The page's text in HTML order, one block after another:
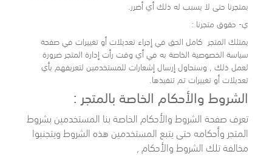
بمتجرنا حتى لا يسبب له ذلك أي أضرر.
ي- حقوق متجرنا :
يمتلك المتجر كامل الحق في إجراء تعديلات أو تغييرات في صفحة
سياسة الخصوصية الخاصة به في أي وقت رأت إدارة المتجر ضرورة
لعمل ذلك , وسنحاول إرسال إشعارات للمستخدمين لتعريفهم بأي
تعديلات أو تغييرات تم تنفيذها.
الشروط والأحكام الخاصة بالمتجر :
تعرف صفحة الشروط والأحكام الخاصة بنا المستخدمين بشروط
المتجر وأحكامه حتى يتبع المستخدمين هذه الشروط ويتجنبوا
مخالفة تلك الشروط والأحكام ,